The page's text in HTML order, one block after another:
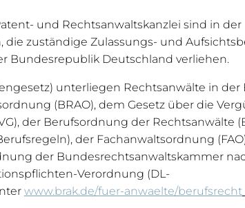
und Rechtsanwaltskanzlei sind in
zuständige Zulassungs- und
Bundesrepublik Deutschland verliehen.
unterliegen Rechtsanwälte in
(BRAO), dem Gesetz über die
der Berufsordnung der Rechtsanwälte
der Fachanwaltsordnung
der Bundesrechtsanwaltskammer
Verordnung (DL-
www.brak.de/fuer-anwaelte/berufsrecht